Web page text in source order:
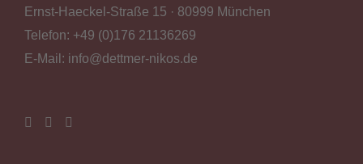
Ernst-Haeckel-Straße 15 · 80999 München
Telefon: +49 (0)176 21136269
E-Mail: info@dettmer-nikos.de